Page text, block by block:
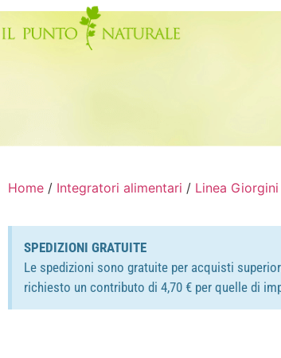
Home / Integratori alimentari / Linea
SPEDIZIONI GRATUITE
Le spedizioni sono gratuite per acquisti
richiesto un contributo di 4,70 € per quelle di